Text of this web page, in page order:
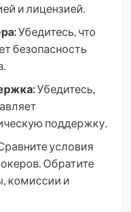
и лицензией.
Убедитесь, что
безопасность
Убедитесь,
поддержку.
условия
Обратите
комиссии и